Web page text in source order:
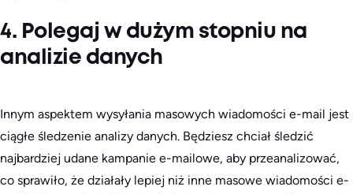
4. Polegaj w dużym stopniu na
analizie danych
Innym aspektem wysyłania masowych wiadomości e-mail jest
ciągłe śledzenie analizy danych. Będziesz chciał śledzić
najbardziej udane kampanie e-mailowe, aby przeanalizować,
co sprawiło, że działały lepiej niż inne masowe wiadomości e-